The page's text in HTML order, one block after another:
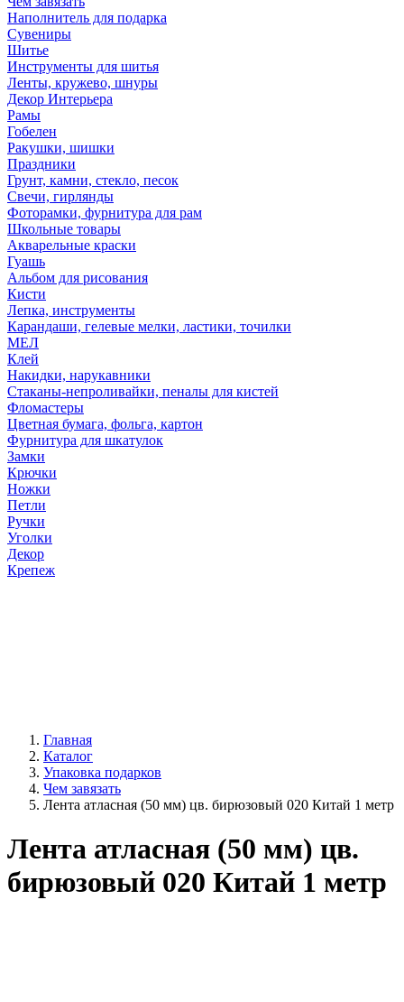
Наполнитель для подарка
Сувениры
Шитье
Инструменты для шитья
Ленты, кружево, шнуры
Декор Интерьера
Рамы
Гобелен
Ракушки, шишки
Праздники
Грунт, камни, стекло, песок
Свечи, гирлянды
Фоторамки, фурнитура для рам
Школьные товары
Акварельные краски
Гуашь
Альбом для рисования
Кисти
Лепка, инструменты
Карандаши, гелевые мелки, ластики, точилки
МЕЛ
Клей
Накидки, нарукавники
Стаканы-непроливайки, пеналы для кистей
Фломастеры
Цветная бумага, фольга, картон
Фурнитура для шкатулок
Замки
Крючки
Ножки
Петли
Ручки
Уголки
Декор
Крепеж
Главная
Каталог
Упаковка подарков
Чем завязать
Лента атласная (50 мм) цв. бирюзовый 020 Китай 1 метр
Лента атласная (50 мм) цв.
бирюзовый 020 Китай 1 метр